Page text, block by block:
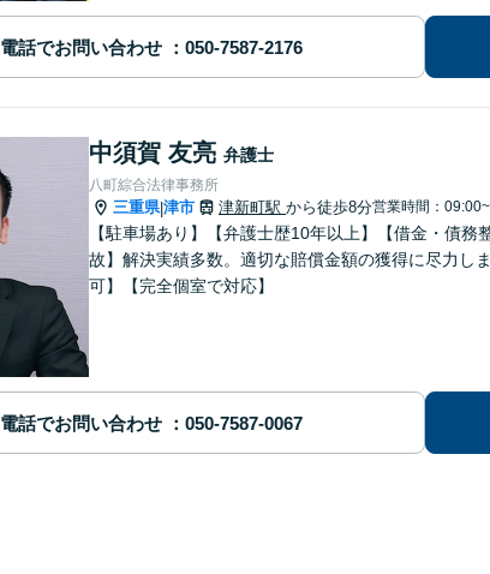
電話でお問い合わせ
中須賀 友亮 弁護士
八町綜合法律事務所
三重県|津市 津新町駅 から徒歩8分営業時間：
【駐車場あり】【弁護士歴10年以上】【借金・債
故】解決実績多数。適切な賠償金額の獲得に尽力し
可】【完全個室で対応】
電話でお問い合わせ